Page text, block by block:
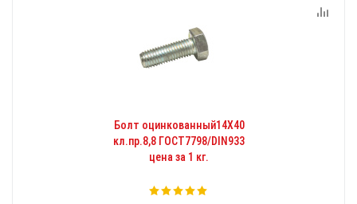
Болт оцинкованный14Х40
кл.пр.8,8 ГОСТ7798/DIN933
цена за 1 кг.